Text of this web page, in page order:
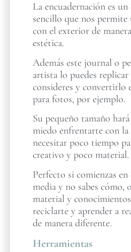
La encuadernación es
sencillo que nos
con el exterior de
estética.
Además este journal o
artista lo puedes
consideres y convertirlo
para fotos, por ejemplo.
Su pequeño tamaño
miedo enfrentarte con la
necesitar poco tiempo
creativo y poco material.
Perfecto si comienzas
media y no sabes cómo,
material y
reciclarte y aprender a
de manera diferente.
Herramientas